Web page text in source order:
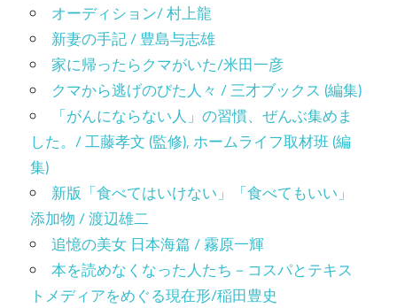
オーディション/ 村上龍
新妻の手記 / 豊島与志雄
家に帰ったらクマがいた/米田一彦
クマから逃げのびた人々 / 三才ブックス (編集)
「がんにならない人」の習慣、ぜんぶ集めま
した。/ 工藤孝文 (監修), ホームライフ取材班 (編
集)
新版「食べてはいけない」「食べてもいい」
添加物 / 渡辺雄二
追憶の美女 日本海篇 / 霧原一輝
本を読めなくなった人たち－コスパとテキス
トメディアをめぐる現在形/稲田豊史